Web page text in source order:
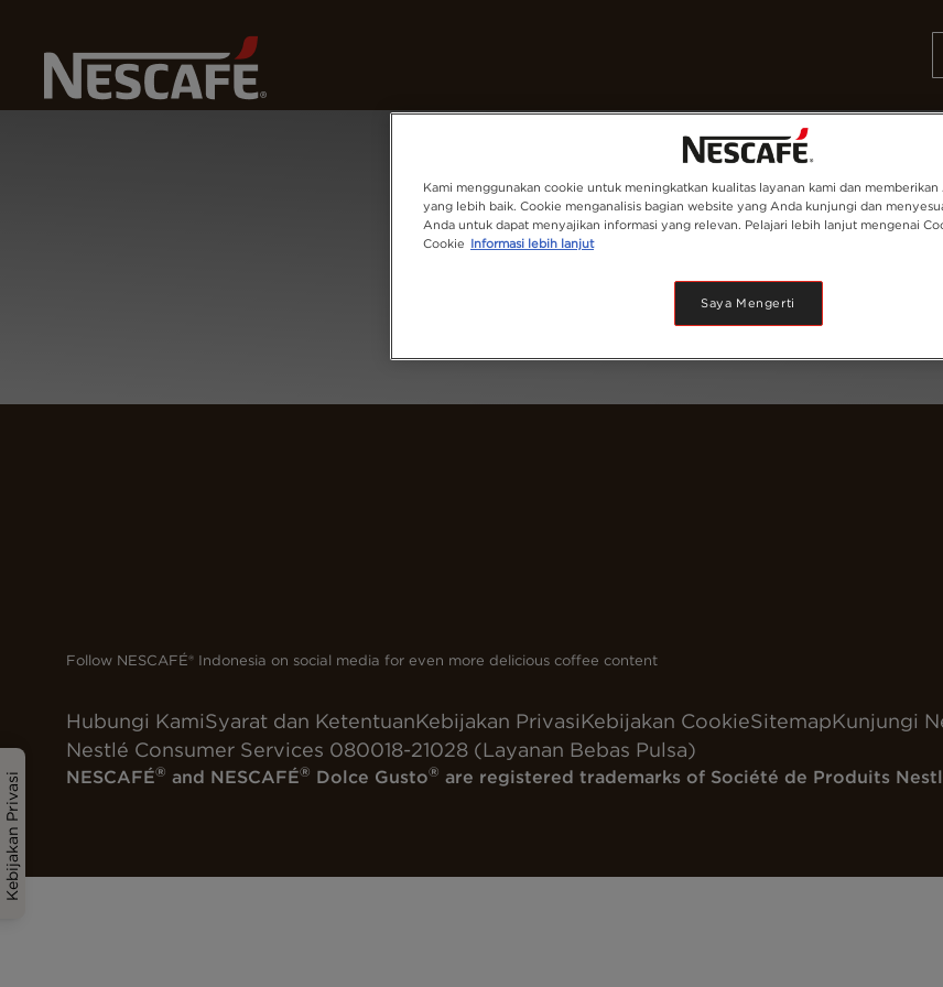
Kebijakan Privasi
Follow NESCAFÉ® Indonesia on social media for even more delicious coffee content
Hubungi KamiSyarat dan KetentuanKebijakan PrivasiKebijakan CookieSitemapKunjungi
Nestlé Consumer Services 080018-21028 (Layanan Bebas Pulsa)
NESCAFÉ® and NESCAFÉ® Dolce Gusto® are registered trademarks of Société de Produits
Kami menggunakan cookie untuk meningkatkan kualitas layanan kami dan memberikan
yang lebih baik. Cookie menganalisis bagian website yang Anda kunjungi dan
Anda untuk dapat menyajikan informasi yang relevan. Pelajari lebih lanjut mengenai
Cookie Informasi lebih lanjut
Saya Mengerti